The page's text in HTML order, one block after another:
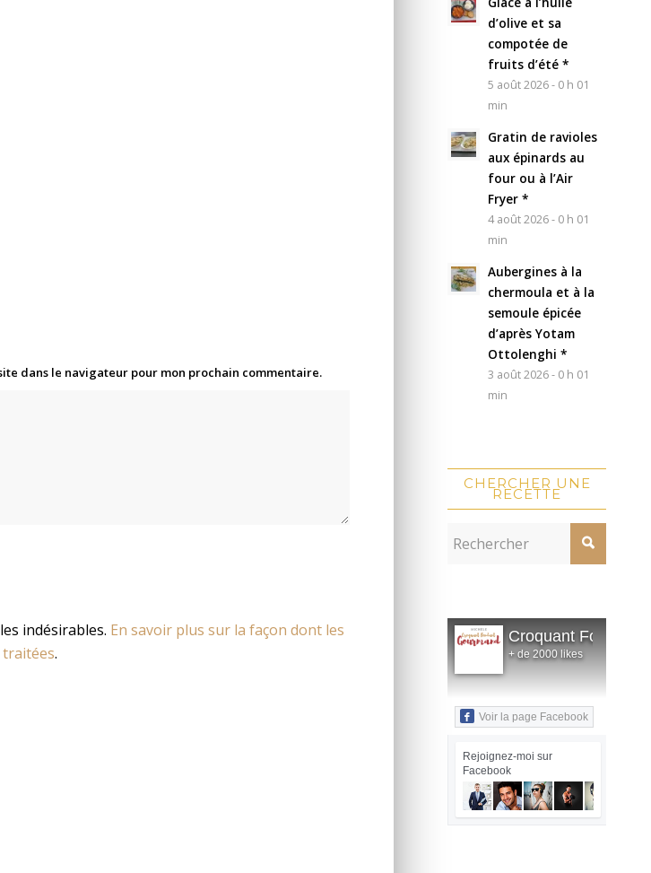
dans le navigateur pour mon prochain commentaire.
indésirables. En savoir plus sur la façon dont les
.
d’olive et sa
compotée de
fruits d’été *
5 août 2026 - 0 h 01
min
Gratin de ravioles
aux épinards au
four ou à l’Air
Fryer *
4 août 2026 - 0 h 01
min
Aubergines à la
chermoula et à la
semoule épicée
d’après Yotam
Ottolenghi *
3 août 2026 - 0 h 01
min
CHERCHER UNE
RECETTE
Croquant Fondant
+ de 2000 likes
Voir la page Facebook
Rejoignez-moi sur
Facebook